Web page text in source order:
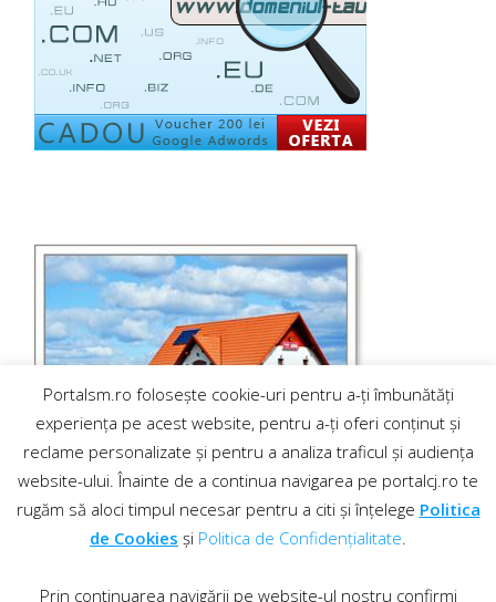
Portalsm.ro folosește cookie-uri pentru a-ți îmbunătăți
experiența pe acest website, pentru a-ți oferi conținut și
reclame personalizate și pentru a analiza traficul și audiența
website-ului. Înainte de a continua navigarea pe portalcj.ro te
rugăm să aloci timpul necesar pentru a citi și înțelege Politica
de Cookies și Politica de Confidențialitate.
Prin continuarea navigării pe website-ul nostru confirmi